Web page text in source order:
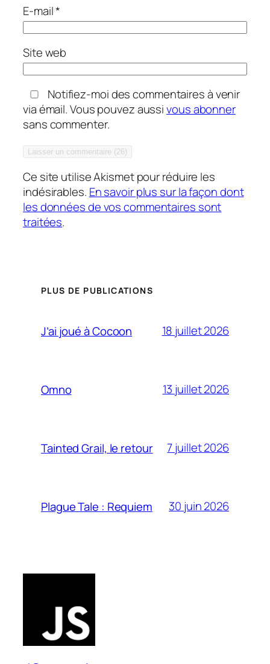
E-mail*
Site web
Notifiez-moi des commentaires à venir
via émail. Vous pouvez aussivous abonner
sans commenter.
Ce site utilise Akismet pour réduire les
indésirables. En savoir plus sur la façon dont
les données de vos commentaires sont
traitées.
PLUS DE PUBLICATIONS
J’ai joué à Cocoon 18 juillet 2026
Omno 13 juillet 2026
Tainted Grail, le retour 7 juillet 2026
Plague Tale : Requiem 30 juin 2026